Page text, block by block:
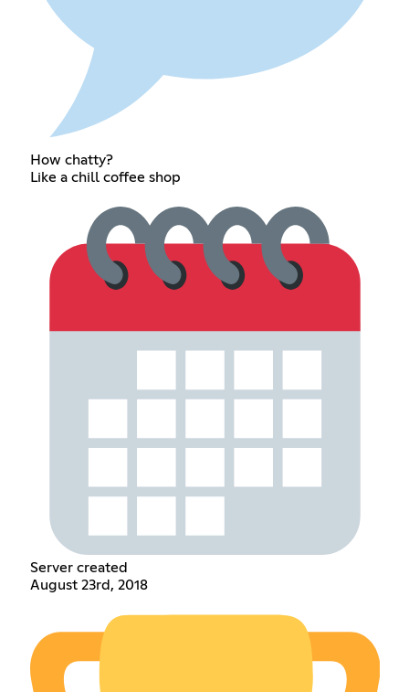
How chatty?
Like a chill coffee shop
Server created
August 23rd, 2018